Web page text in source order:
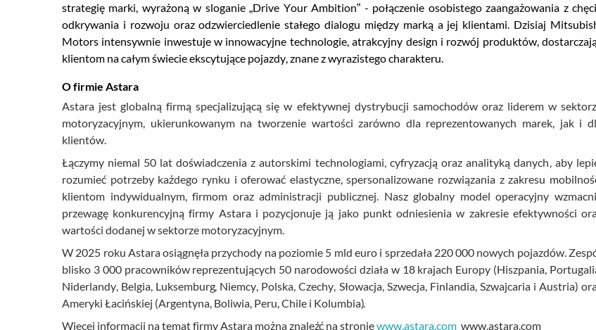
strategię marki, wyrażoną w sloganie „Drive Your Ambition” - połączenie osobistego zaangażowania z
odkrywania i rozwoju oraz odzwierciedlenie stałego dialogu między marką a jej klientami. Dzisiaj
Motors intensywnie inwestuje w innowacyjne technologie, atrakcyjny design i rozwój produktów,
klientom na całym świecie ekscytujące pojazdy, znane z wyrazistego charakteru.
O firmie Astara
Astara jest globalną firmą specjalizującą się w efektywnej dystrybucji samochodów oraz liderem w
motoryzacyjnym, ukierunkowanym na tworzenie wartości zarówno dla reprezentowanych marek, jak i
klientów.
Łączymy niemal 50 lat doświadczenia z autorskimi technologiami, cyfryzacją oraz analityką danych, aby
rozumieć potrzeby każdego rynku i oferować elastyczne, spersonalizowane rozwiązania z zakresu
klientom indywidualnym, firmom oraz administracji publicznej. Nasz globalny model operacyjny
przewagę konkurencyjną firmy Astara i pozycjonuje ją jako punkt odniesienia w zakresie efektywności
wartości dodanej w sektorze motoryzacyjnym.
W 2025 roku Astara osiągnęła przychody na poziomie 5 mld euro i sprzedała 220 000 nowych pojazdów.
blisko 3 000 pracowników reprezentujących 50 narodowości działa w 18 krajach Europy (Hiszpania,
Niderlandy, Belgia, Luksemburg, Niemcy, Polska, Czechy, Słowacja, Szwecja, Finlandia, Szwajcaria i Austria)
Ameryki Łacińskiej (Argentyna, Boliwia, Peru, Chile i Kolumbia).
Więcej informacji na temat firmy Astara można znaleźć na stroniewww.astara.com www.astara.com